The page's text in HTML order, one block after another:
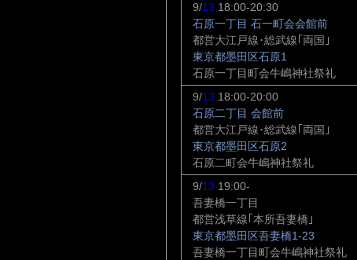
9/13 18:00-20:30
石原一丁目 石一町会会館前
都営大江戸線･総武線｢両国｣
東京都墨田区石原1
石原一丁目町会牛嶋神社祭礼
9/13 18:00-20:00
石原二丁目 会館前
都営大江戸線･総武線｢両国｣
東京都墨田区石原2
石原二町会牛嶋神社祭礼
9/13 19:00-
吾妻橋一丁目
都営浅草線｢本所吾妻橋｣
東京都墨田区吾妻橋1-23
吾妻橋一丁目町会牛嶋神社祭礼